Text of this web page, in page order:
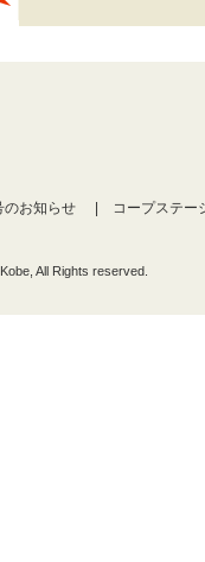
のお知らせ コープステー
All Rights reserved.